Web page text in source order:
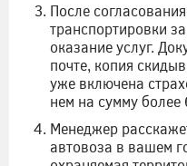
После
транспортировки
оказание услуг.
почте, копия
уже включена
нем на сумму
Менеджер
автовоза в вашем